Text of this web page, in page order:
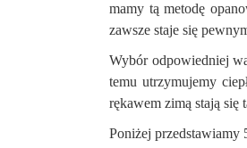
mamy tą metodę
zawsze staje się
Wybór odpowiedniej
temu utrzymujemy
rękawem zimą stają się
Poniżej przedstawiamy